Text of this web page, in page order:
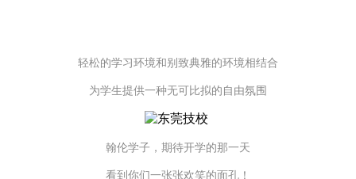
轻松的学习环境和别致典雅的环境相结合
为学生提供一种无可比拟的自由氛围
翰伦学子， 期待开学的那一天
看到你们一张张欢笑的面孔！